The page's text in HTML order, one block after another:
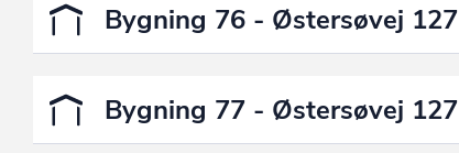
Bygning 76 - Østersøvej 127
Bygning 77 - Østersøvej 127